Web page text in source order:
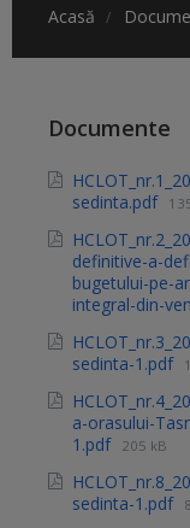
Acasă
Documente
sedinta.pdf
definitive-a-
bugetului-pe-
integral-din-
sedinta-1.pdf
a-orasului-
1.pdf 205 kB
sedinta-1.pdf